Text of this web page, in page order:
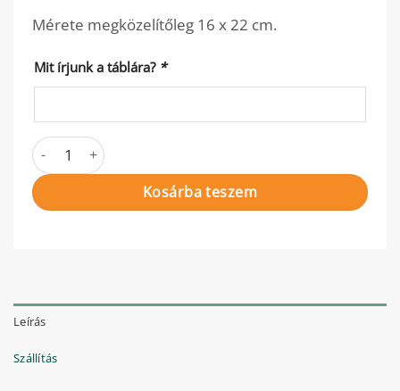
Leírás
Szállítás
Mérete megközelítőleg 16 x 22 cm.
Mit írjunk a táblára? *
Őzike névtábla mennyiség
Kosárba teszem